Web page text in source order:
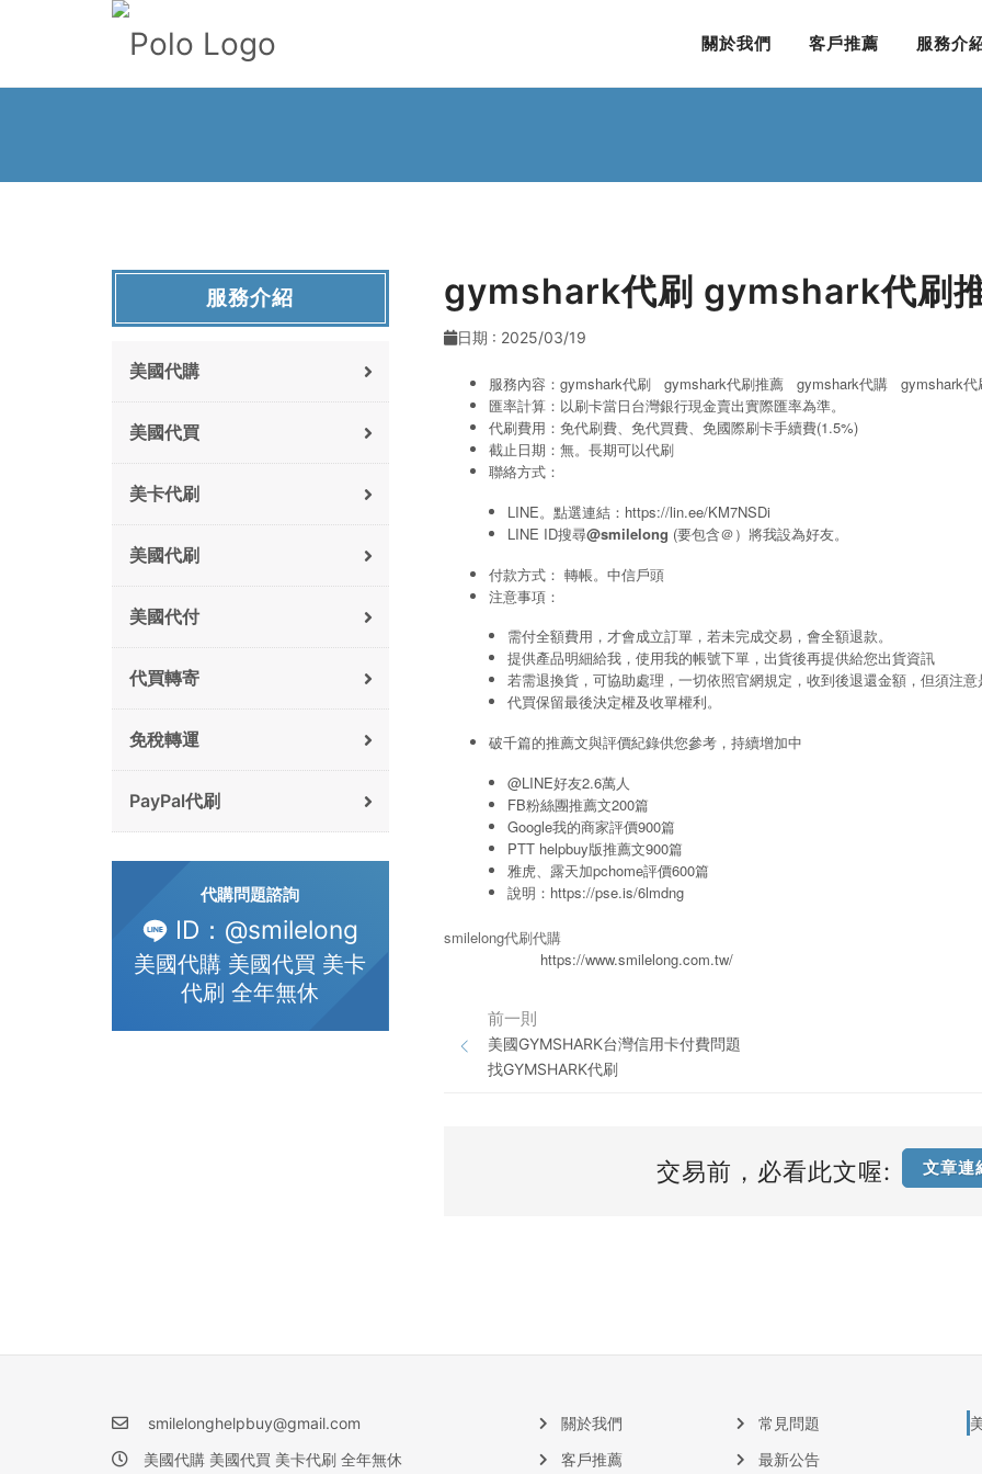
關於我們 客戶推薦 服務介
gymshark代刷 gymshark代刷
日期 : 2025/03/19
服務內容：gymshark代刷 gymshark代刷推薦 gymshark代購 gymshark代
匯率計算：以刷卡當日台灣銀行現金賣出實際匯率為準。
代刷費用：免代刷費、免代買費、免國際刷卡手續費(1.5%)
截止日期：無。長期可以代刷
聯絡方式：
LINE。點選連結： https://lin.ee/KM7NSDi
LINE ID搜尋@smilelong (要包含＠）將我設為好友。
付款方式： 轉帳。中信戶頭
注意事項：
需付全額費用，才會成立訂單，若未完成交易，會全額退款。
提供產品明細給我，使用我的帳號下單，出貨後再提供給您出貨資訊
若需退換貨，可協助處理，一切依照官網規定，收到後退還金額，但須注
代買保留最後決定權及收單權利。
破千篇的推薦文與評價紀錄供您參考，持續增加中
@LINE好友2.6萬人
FB粉絲團推薦文200篇
Google我的商家評價900篇
PTT helpbuy版推薦文900篇
雅虎、露天加pchome評價600篇
說明： https://pse.is/6lmdng
smilelong代刷代購
https://www.smilelong.com.tw/
前一則
美國GYMSHARK台灣信用卡付費問題
找GYMSHARK代刷
交易前，必看此文喔: 文章連
服務介紹
美國代購
美國代買
美卡代刷
美國代刷
美國代付
代買轉寄
免稅轉運
PayPal代刷
代購問題諮詢
ID：@smilelong
美國代購 美國代買 美卡
代刷 全年無休
smilelonghelpbuy@gmail.com
美國代購 美國代買 美卡代刷 全年無休
關於我們
客戶推薦
常見問題
最新公告